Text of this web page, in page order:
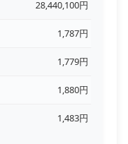
28,440,100円
1,787円
1,779円
1,880円
1,483円